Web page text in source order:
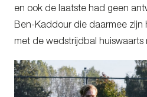
en ook de laatste had geen
Ben-Kaddour die daarmee zijn
met de wedstrijdbal huiswaarts